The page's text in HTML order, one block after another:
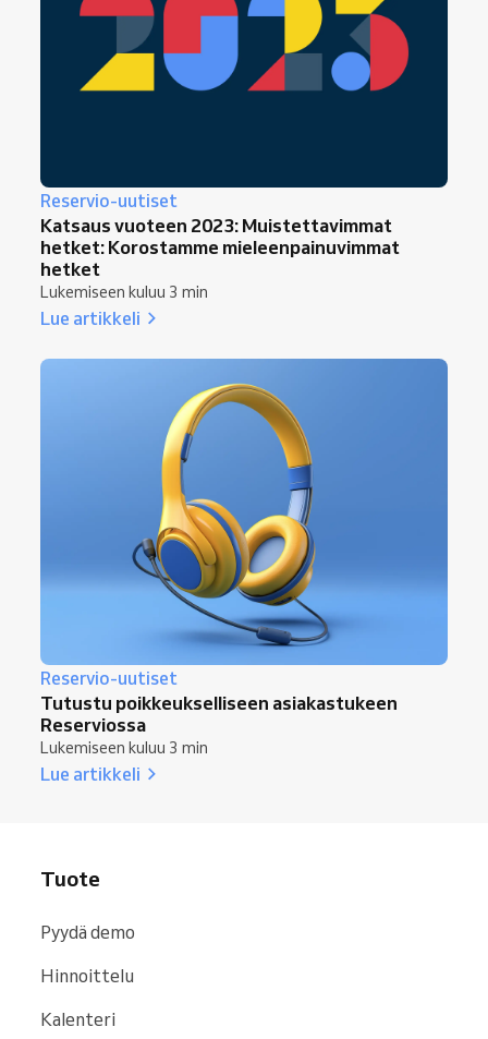
Reservio-uutiset
Katsaus vuoteen 2023: Muistettavimmat
hetket: Korostamme mieleenpainuvimmat
hetket
Lukemiseen kuluu 3 min
Lue artikkeli
Reservio-uutiset
Tutustu poikkeukselliseen asiakastukeen
Reserviossa
Lukemiseen kuluu 3 min
Lue artikkeli
Tuote
Pyydä demo
Hinnoittelu
Kalenteri